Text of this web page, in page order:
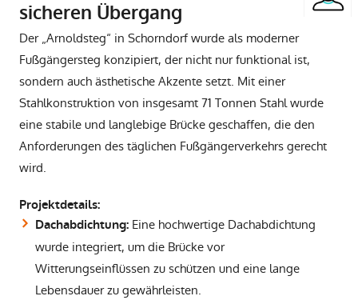
sicheren Übergang
Der „Arnoldsteg“ in Schorndorf wurde als moderner
Fußgängersteg konzipiert, der nicht nur funktional ist,
sondern auch ästhetische Akzente setzt. Mit einer
Stahlkonstruktion von insgesamt 71 Tonnen Stahl wurde
eine stabile und langlebige Brücke geschaffen, die den
Anforderungen des täglichen Fußgängerverkehrs gerecht
wird.
Projektdetails:
Dachabdichtung: Eine hochwertige Dachabdichtung
wurde integriert, um die Brücke vor
Witterungseinflüssen zu schützen und eine lange
Lebensdauer zu gewährleisten.